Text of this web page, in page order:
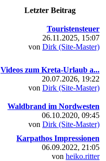
Letzter Beitrag
Touristensteuer
26.11.2025, 15:07
von Dirk (Site-Master)
Videos zum Kreta-Urlaub a...
20.07.2026, 19:22
von Dirk (Site-Master)
Waldbrand im Nordwesten
06.10.2020, 09:45
von Dirk (Site-Master)
Karpathos Impressionen
06.09.2022, 21:05
von heiko.ritter